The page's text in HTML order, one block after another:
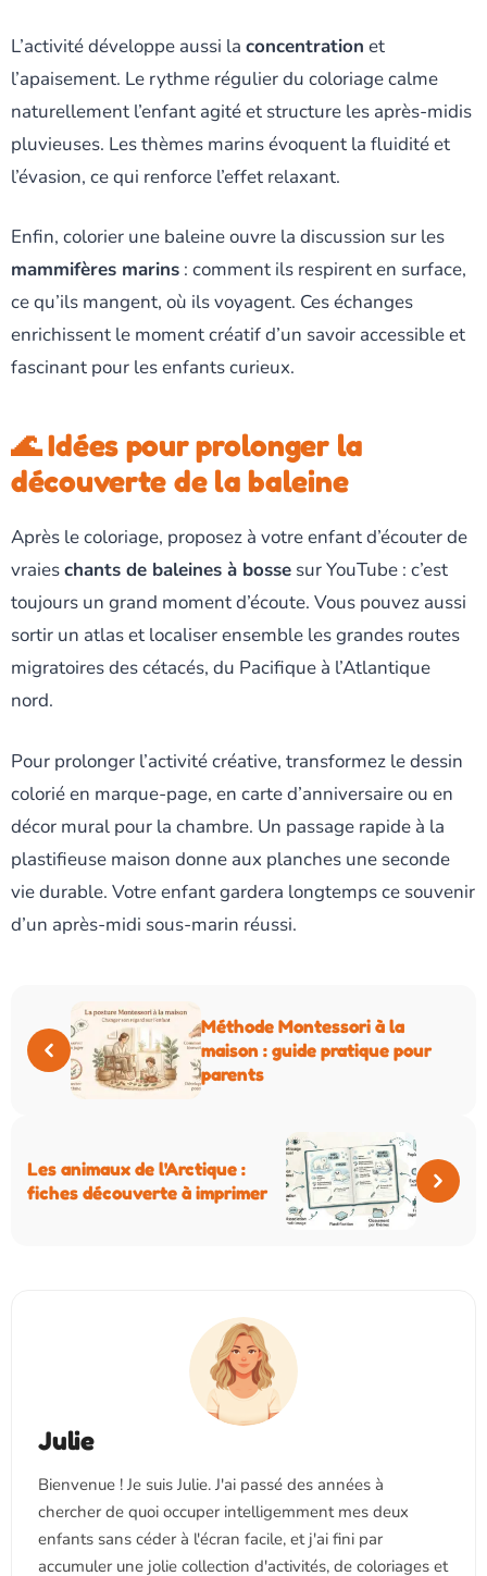
L’activité développe aussi la concentration et
l’apaisement. Le rythme régulier du coloriage calme
naturellement l’enfant agité et structure les après-midis
pluvieuses. Les thèmes marins évoquent la fluidité et
l’évasion, ce qui renforce l’effet relaxant.
Enfin, colorier une baleine ouvre la discussion sur les
mammifères marins : comment ils respirent en surface,
ce qu’ils mangent, où ils voyagent. Ces échanges
enrichissent le moment créatif d’un savoir accessible et
fascinant pour les enfants curieux.
🌊 Idées pour prolonger la
découverte de la baleine
Après le coloriage, proposez à votre enfant d’écouter de
vraieschants de baleines à bosse sur YouTube : c’est
toujours un grand moment d’écoute. Vous pouvez aussi
sortir un atlas et localiser ensemble les grandes routes
migratoires des cétacés, du Pacifique à l’Atlantique
nord.
Pour prolonger l’activité créative, transformez le dessin
colorié en marque-page, en carte d’anniversaire ou en
décor mural pour la chambre. Un passage rapide à la
plastifieuse maison donne aux planches une seconde
vie durable. Votre enfant gardera longtemps ce souvenir
d’un après-midi sous-marin réussi.
Méthode Montessori à la
maison : guide pratique pour
parents
Les animaux de l'Arctique :
fiches découverte à imprimer
Julie
Bienvenue ! Je suis Julie. J'ai passé des années à
chercher de quoi occuper intelligemment mes deux
enfants sans céder à l'écran facile, et j'ai fini par
accumuler une jolie collection d'activités, de coloriages et